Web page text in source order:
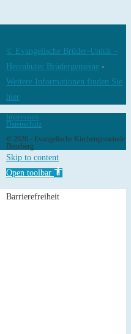
© Evangelische Brüder-Unität –
Herrnhuter Brüdergemeine -
Weitere Informationen finden Sie
hier
Impressum
Datenschutz
© 2026 - Evangelische Kirchengemeinde
Bensberg
Skip to content
Open toolbar
Barrierefreiheit